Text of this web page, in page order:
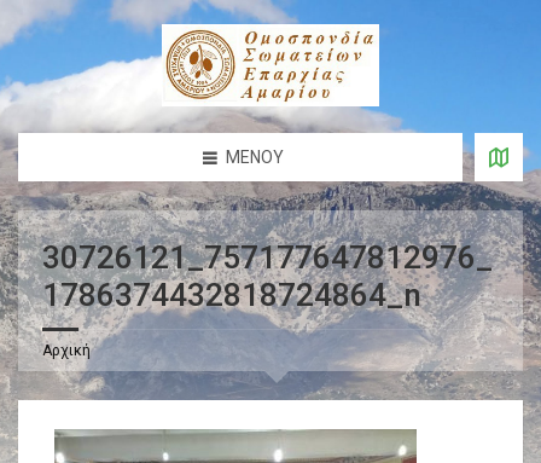
ΜΕΝΟΎ
30726121_757177647812976_
1786374432818724864_n
Αρχική